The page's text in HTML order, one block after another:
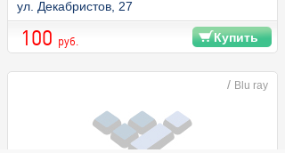
ул. Декабристов, 27
100 руб. Купить
/ Blu ray